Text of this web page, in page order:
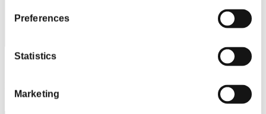
Preferences
Statistics
Marketing
54